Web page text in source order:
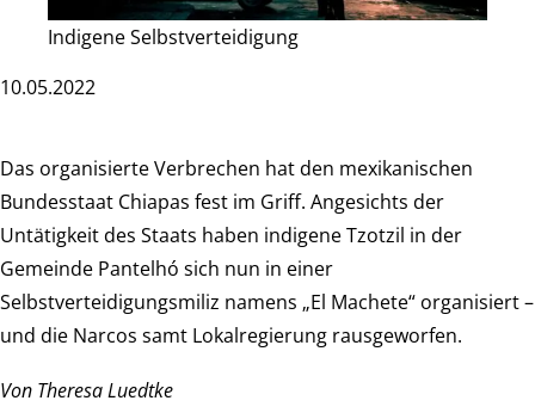
Indigene Selbstverteidigung
10.05.2022
Das organisierte Verbrechen hat den mexikanischen
Bundesstaat Chiapas fest im Griff. Angesichts der
Untätigkeit des Staats haben indigene Tzotzil in der
Gemeinde Pantelhó sich nun in einer
Selbstverteidigungsmiliz namens „El Machete“ organisiert –
und die Narcos samt Lokalregierung rausgeworfen.
Von Theresa Luedtke